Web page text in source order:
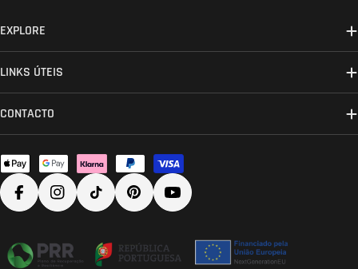
EXPLORE
LINKS ÚTEIS
CONTACTO
Métodos
de
pagamento
FacebookInstagram
TikTokPinterestYouTube